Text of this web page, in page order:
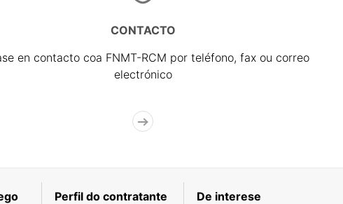
CONTACTO
en contacto coa FNMT-RCM por teléfono, fax ou correo
electrónico
Perfil do contratante De interese